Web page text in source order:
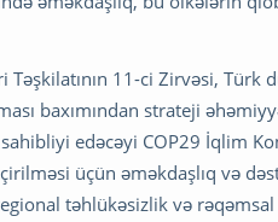
11-ci Zirvəsi, Türk
baxımından strateji
edəcəyi COP29 İqlim
üçün əməkdaşlıq və
təhlükəsizlik və